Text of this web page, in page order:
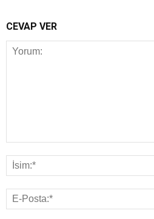
CEVAP VER